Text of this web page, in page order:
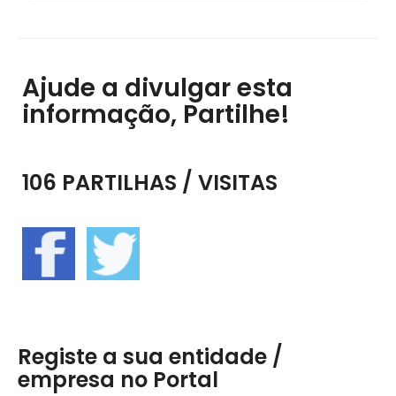
Ajude a divulgar esta
informação, Partilhe!
106 PARTILHAS / VISITAS
Registe a sua entidade /
empresa no Portal